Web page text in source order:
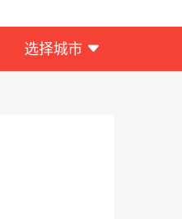
选择城市